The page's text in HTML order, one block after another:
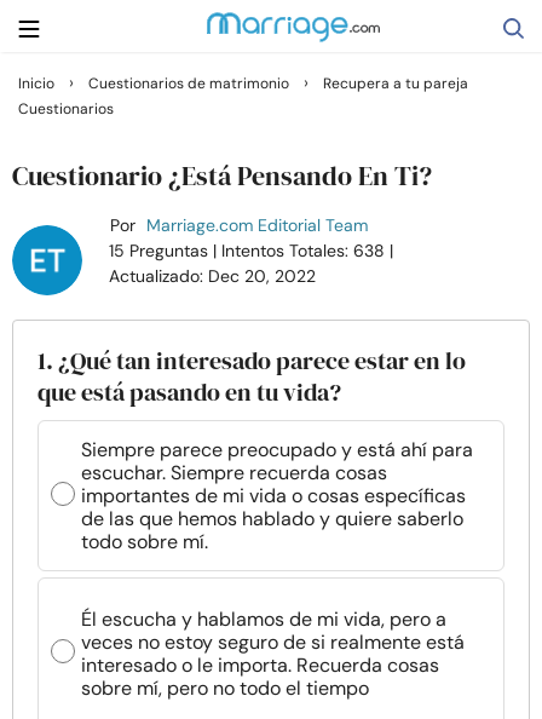
Buscar
Relaciones
Familia
Ayuda
Cursos
Recursos
Comunidad
Encuentra un terapeuta
Inicio › Cuestionarios de matrimonio ›
Recupera a tu pareja
Cuestionarios
Cuestionario ¿Está Pensando En Ti?
Por Marriage.com Editorial Team
15 Preguntas | Intentos Totales: 638 |
Actualizado: Dec 20, 2022
1. ¿Qué tan interesado parece estar en lo
que está pasando en tu vida?
Siempre parece preocupado y está ahí para
escuchar. Siempre recuerda cosas
importantes de mi vida o cosas específicas
de las que hemos hablado y quiere saberlo
todo sobre mí.
Él escucha y hablamos de mi vida, pero a
veces no estoy seguro de si realmente está
interesado o le importa. Recuerda cosas
sobre mí, pero no todo el tiempo